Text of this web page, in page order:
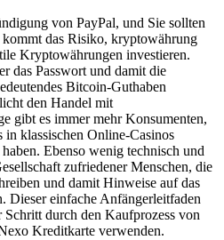
von PayPal, und Sie sollten
das Risiko, kryptowährung
Kryptowährungen investieren.
das Passwort und damit die
Bitcoin-Guthaben
den Handel mit
gibt es immer mehr Konsumenten,
in klassischen Online-Casinos
Ebenso wenig technisch und
zufriedener Menschen, die
und damit Hinweise auf das
Dieser einfache Anfängerleitfaden
durch den Kaufprozess von
Kreditkarte verwenden.